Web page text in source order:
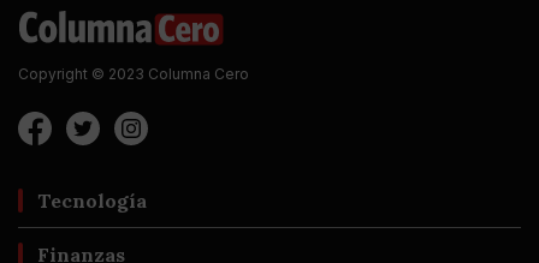
Copyright © 2023 Columna Cero
Tecnología
Finanzas